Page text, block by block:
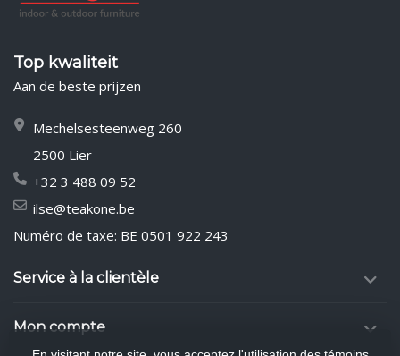
Top kwaliteit
Aan de beste prijzen
Mechelsesteenweg 260
2500 Lier
+32 3 488 09 52
ilse@teakone.be
Numéro de taxe: BE 0501 922 243
Service à la clientèle
Mon compte